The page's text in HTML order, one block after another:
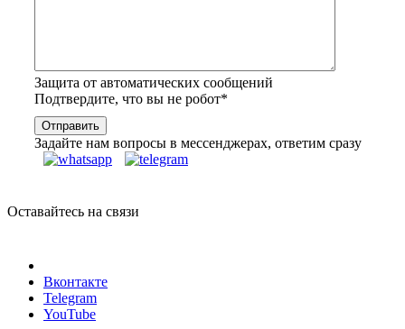
Защита от автоматических сообщений
Подтвердите, что вы не робот*
Задайте нам вопросы в мессенджерах, ответим сразу
Оставайтесь на связи
Вконтакте
Telegram
YouTube